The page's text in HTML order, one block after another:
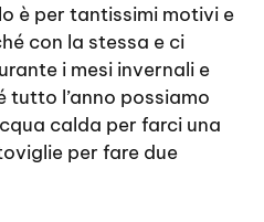
è per tantissimi motivi e
con la stessa e ci
i mesi invernali e
l’anno possiamo
calda per farci una
per fare due